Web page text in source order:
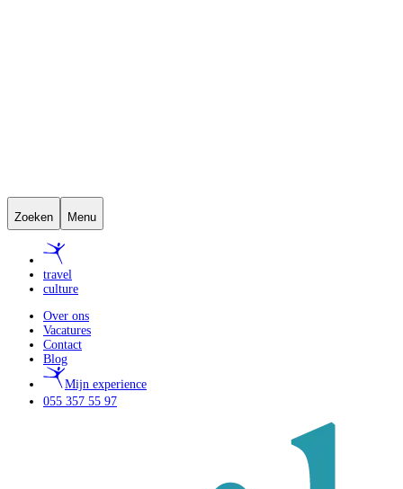
Zoeken Menu
travel
culture
Over ons
Vacatures
Contact
Blog
Mijn experience
055 357 55 97